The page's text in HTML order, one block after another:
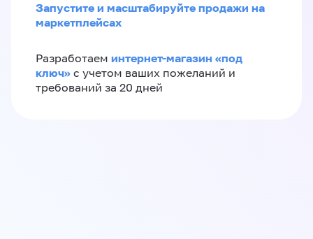
Запустите и масштабируйте продажи на
маркетплейсах
Разработаем интернет-магазин «‎под
ключ»‎ с учетом ваших пожеланий и
требований за 20 дней